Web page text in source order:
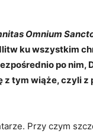
Omnium
ku wszystkim
po nim,
z tym wiąże, czyli z
Przy czym